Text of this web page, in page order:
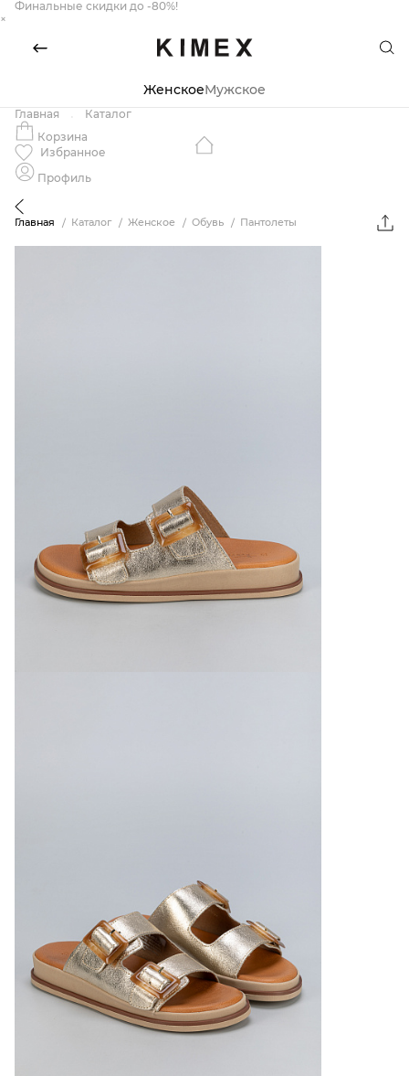
Финальные скидки до -80%!
×
ЖенскоеМужское
Главная
Каталог
Корзина
Избранное
Профиль
Главная Каталог Женское Обувь Пантолеты